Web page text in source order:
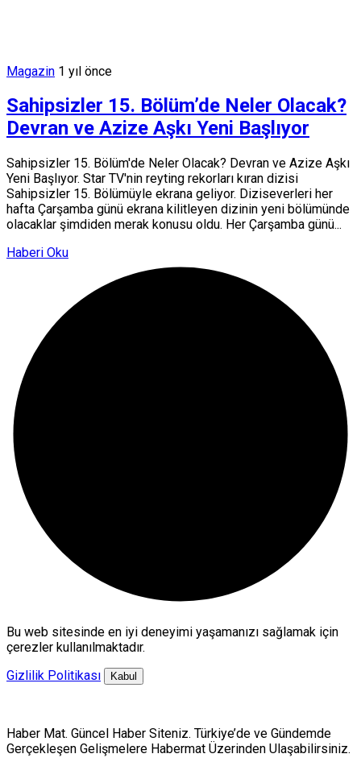
Magazin 1 yıl önce
Sahipsizler 15. Bölüm’de Neler Olacak?
Devran ve Azize Aşkı Yeni Başlıyor
Sahipsizler 15. Bölüm'de Neler Olacak? Devran ve Azize Aşkı
Yeni Başlıyor. Star TV'nin reyting rekorları kıran dizisi
Sahipsizler 15. Bölümüyle ekrana geliyor. Diziseverleri her
hafta Çarşamba günü ekrana kilitleyen dizinin yeni bölümünde
olacaklar şimdiden merak konusu oldu. Her Çarşamba günü...
Haberi Oku
Bu web sitesinde en iyi deneyimi yaşamanızı sağlamak için
çerezler kullanılmaktadır.
Gizlilik Politikası
Kabul
Haber Mat. Güncel Haber Siteniz. Türkiye’de ve Gündemde
Gerçekleşen Gelişmelere Habermat Üzerinden Ulaşabilirsiniz.